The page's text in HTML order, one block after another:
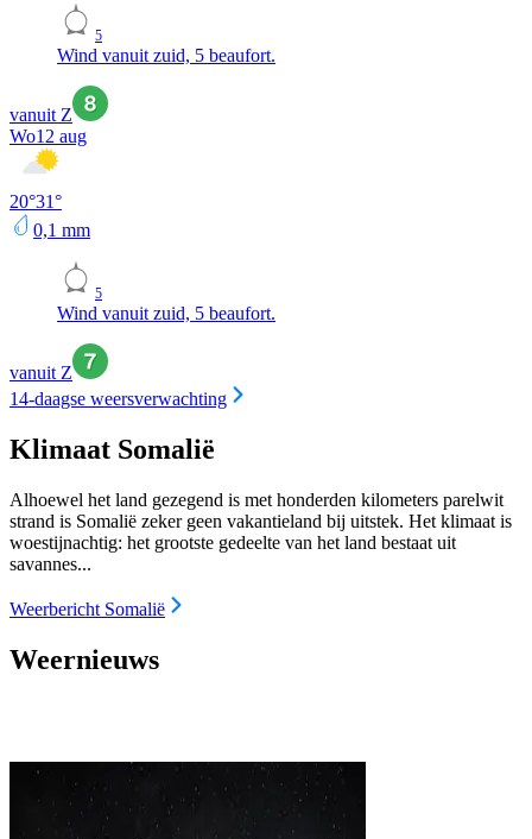
5
Wind vanuit zuid, 5 beaufort.
vanuit Z
Wo12 aug
20°31°
0,1 mm
5
Wind vanuit zuid, 5 beaufort.
vanuit Z
14-daagse weersverwachting
Klimaat Somalië
Alhoewel het land gezegend is met honderden kilometers parelwit
strand is Somalië zeker geen vakantieland bij uitstek. Het klimaat is
woestijnachtig: het grootste gedeelte van het land bestaat uit
savannes...
Weerbericht Somalië
Weernieuws